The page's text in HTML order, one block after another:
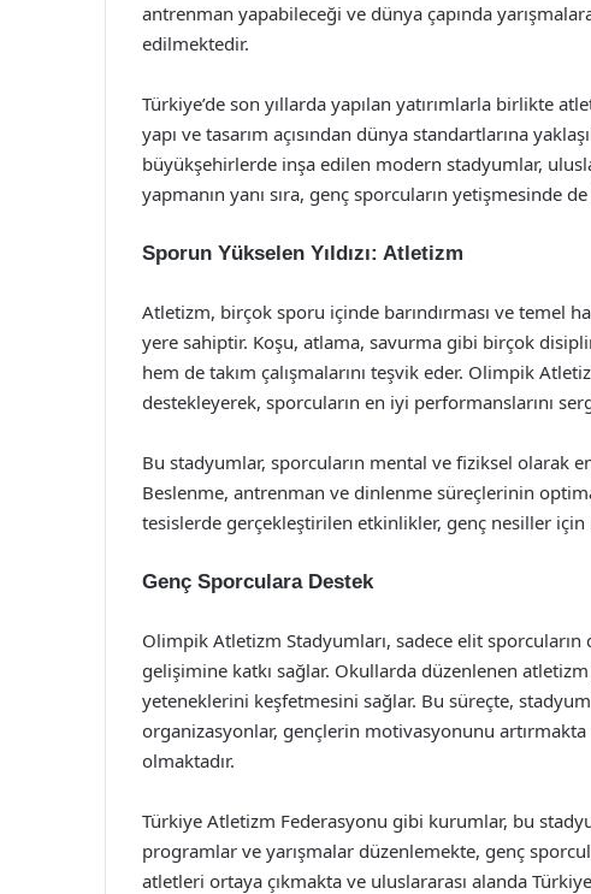
antrenman yapabileceği ve dünya çapında
edilmektedir.
Türkiye’de son yıllarda yapılan yatırımlarla birlikte
yapı ve tasarım açısından dünya standartlarına
büyükşehirlerde inşa edilen modern stadyumlar,
yapmanın yanı sıra, genç sporcuların yetişmesinde
Sporun Yükselen Yıldızı: Atletizm
Atletizm, birçok sporu içinde barındırması ve temel
yere sahiptir. Koşu, atlama, savurma gibi birçok
hem de takım çalışmalarını teşvik eder. Olimpik
destekleyerek, sporcuların en iyi performanslarını
Bu stadyumlar, sporcuların mental ve fiziksel olarak
Beslenme, antrenman ve dinlenme süreçlerinin
tesislerde gerçekleştirilen etkinlikler, genç nesiller
Genç Sporculara Destek
Olimpik Atletizm Stadyumları, sadece elit
gelişimine katkı sağlar. Okullarda düzenlenen atletizm
yeteneklerini keşfetmesini sağlar. Bu süreçte,
organizasyonlar, gençlerin motivasyonunu
olmaktadır.
Türkiye Atletizm Federasyonu gibi kurumlar, bu
programlar ve yarışmalar düzenlemekte, genç
atletleri ortaya çıkmakta ve uluslararası alanda